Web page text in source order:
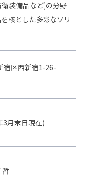
装備品など)の分野
核とした多彩なソリ
区西新宿1-26-
3月末日現在)